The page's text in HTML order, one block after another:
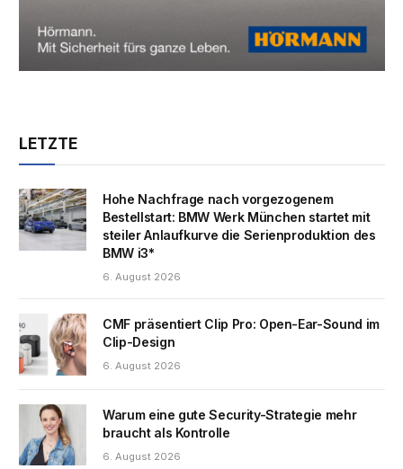
LETZTE
Hohe Nachfrage nach vorgezogenem
Bestellstart: BMW Werk München startet mit
steiler Anlaufkurve die Serienproduktion des
BMW i3*
6. August 2026
CMF präsentiert Clip Pro: Open-Ear-Sound im
Clip-Design
6. August 2026
Warum eine gute Security-Strategie mehr
braucht als Kontrolle
6. August 2026